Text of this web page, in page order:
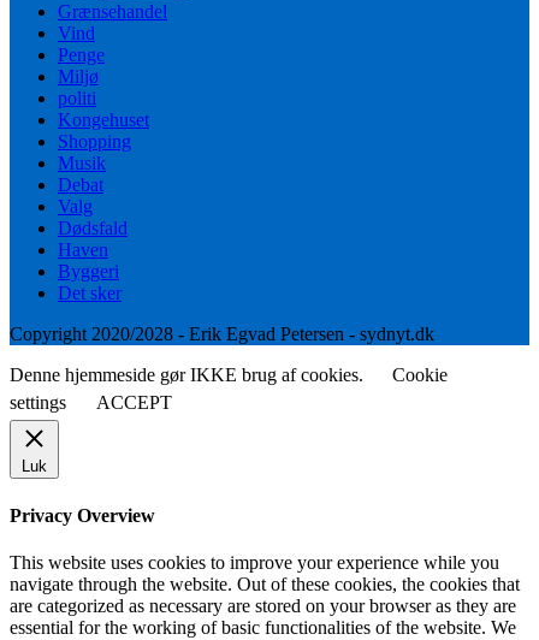
Grænsehandel
Vind
Penge
Miljø
politi
Kongehuset
Shopping
Musik
Debat
Valg
Dødsfald
Haven
Byggeri
Det sker
Copyright 2020/2028 - Erik Egvad Petersen - sydnyt.dk
Denne hjemmeside gør IKKE brug af cookies.
Cookie
settings
ACCEPT
Luk
Privacy Overview
This website uses cookies to improve your experience while you
navigate through the website. Out of these cookies, the cookies that
are categorized as necessary are stored on your browser as they are
essential for the working of basic functionalities of the website. We